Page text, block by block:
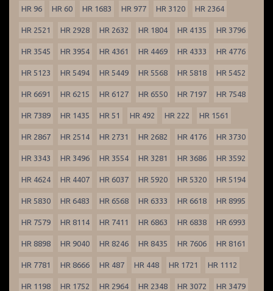
HR 96 HR 60 HR 1683 HR 977 HR 3120 HR 2364
HR 2521 HR 2928 HR 2632 HR 1804 HR 4135 HR 3796
HR 3545 HR 3954 HR 4361 HR 4469 HR 4333 HR 4776
HR 5123 HR 5494 HR 5449 HR 5568 HR 5818 HR 5452
HR 6691 HR 6215 HR 6127 HR 6550 HR 7197 HR 7548
HR 7389 HR 1435 HR 51 HR 492 HR 222 HR 1561
HR 2867 HR 2514 HR 2731 HR 2682 HR 4176 HR 3730
HR 3343 HR 3496 HR 3554 HR 3281 HR 3686 HR 3592
HR 4624 HR 4407 HR 6037 HR 5920 HR 5320 HR 5194
HR 5830 HR 6483 HR 6568 HR 6333 HR 6618 HR 8995
HR 7579 HR 8114 HR 7411 HR 6863 HR 6838 HR 6993
HR 8898 HR 9040 HR 8246 HR 8435 HR 7606 HR 8161
HR 7781 HR 8666 HR 487 HR 448 HR 1721 HR 1112
HR 1198 HR 1752 HR 2964 HR 2348 HR 3072 HR 3479